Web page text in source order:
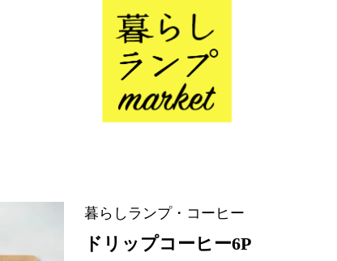
暮らしランプ・コーヒー
ドリップコーヒー6P